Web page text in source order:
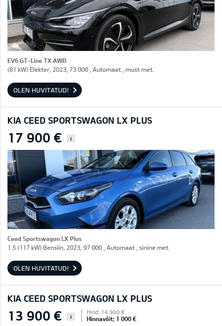
EV6 GT-Line TX AWD
(81 kW) Elekter, 2023, 73 000 , Automaat , must met.
OLEN HUVITATUD!
KIA CEED SPORTSWAGON LX PLUS
17 900 € i
Ceed Sportswagon LX Plus
1.5 (117 kW) Bensiin, 2023, 97 000 , Automaat , sinine met.
OLEN HUVITATUD!
KIA CEED SPORTSWAGON LX PLUS
13 900 € i
Hind: 14 900 €
Hinnavõit: 1 000 €